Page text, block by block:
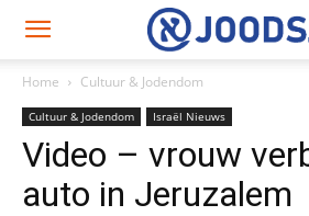
Home Cultuur & Jodendom
Cultuur & Jodendom Israël Nieuws
Video – vrouw
auto in Jeruzalem